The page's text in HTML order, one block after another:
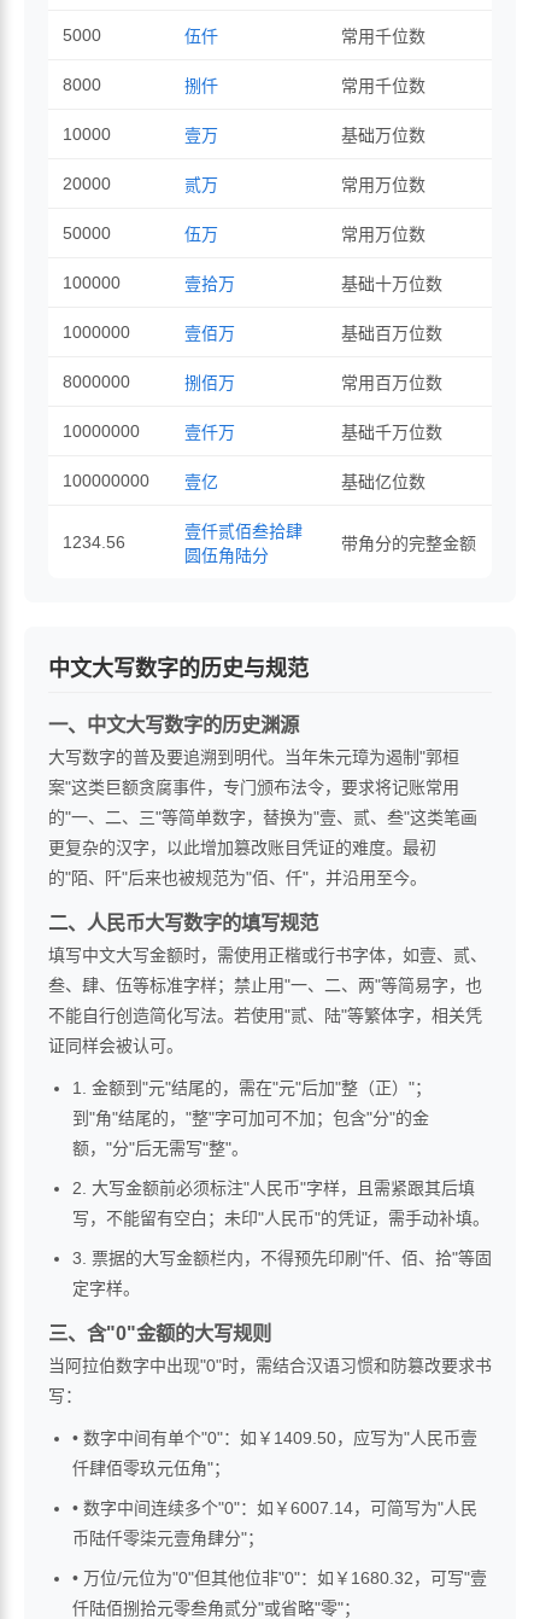
5000 伍仟 常用千位数
8000 捌仟 常用千位数
10000 壹万 基础万位数
20000 贰万 常用万位数
50000 伍万 常用万位数
100000 壹拾万 基础十万位数
1000000 壹佰万 基础百万位数
8000000 捌佰万 常用百万位数
10000000 壹仟万 基础千万位数
100000000 壹亿 基础亿位数
1234.56
壹仟贰佰叁拾肆
圆伍角陆分
带角分的完整金额
中文大写数字的历史与规范
一、中文大写数字的历史渊源
大写数字的普及要追溯到明代。当年朱元璋为遏制"郭桓
案"这类巨额贪腐事件，专门颁布法令，要求将记账常用
的"一、二、三"等简单数字，替换为"壹、贰、叁"这类笔画
更复杂的汉字，以此增加篡改账目凭证的难度。最初
的"陌、阡"后来也被规范为"佰、仟"，并沿用至今。
二、人民币大写数字的填写规范
填写中文大写金额时，需使用正楷或行书字体，如壹、贰、
叁、肆、伍等标准字样；禁止用"一、二、两"等简易字，也
不能自行创造简化写法。若使用"贰、陆"等繁体字，相关凭
证同样会被认可。
1. 金额到"元"结尾的，需在"元"后加"整（正）"；
到"角"结尾的，"整"字可加可不加；包含"分"的金
额，"分"后无需写"整"。
2. 大写金额前必须标注"人民币"字样，且需紧跟其后填
写，不能留有空白；未印"人民币"的凭证，需手动补填。
3. 票据的大写金额栏内，不得预先印刷"仟、佰、拾"等固
定字样。
三、含"0"金额的大写规则
当阿拉伯数字中出现"0"时，需结合汉语习惯和防篡改要求书
写：
• 数字中间有单个"0"：如￥1409.50，应写为"人民币壹
仟肆佰零玖元伍角"；
• 数字中间连续多个"0"：如￥6007.14，可简写为"人民
币陆仟零柒元壹角肆分"；
• 万位/元位为"0"但其他位非"0"：如￥1680.32，可写"壹
仟陆佰捌拾元零叁角贰分"或省略"零"；